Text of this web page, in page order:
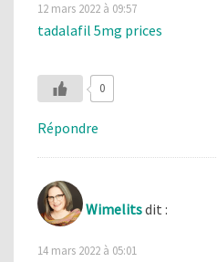
12 mars 2022 à 09:57
tadalafil 5mg prices
0
Répondre
Wimelitsdit :
14 mars 2022 à 05:01